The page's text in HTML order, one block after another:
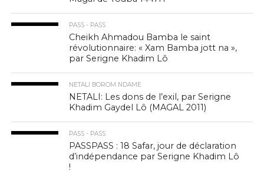
PASS - PASS
Cheikh Ahmadou Bamba le saint
révolutionnaire: « Xam Bamba jott na »,
par Serigne Khadim Lô
NETALI BOROM NDAME
NETALI: Les dons de l’exil, par Serigne
Khadim Gaydel Lô (MAGAL 2011)
PASS - PASS
PASSPASS : 18 Safar, jour de déclaration
d’indépendance par Serigne Khadim Lô
!